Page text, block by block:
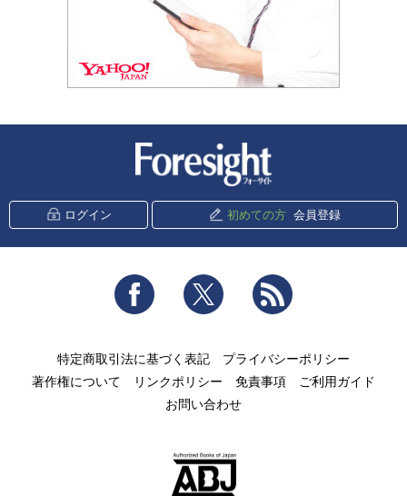
ログイン 初めての方 会員登録
Facebook Twitter
特定商取引法に基づく表記
プライバシーポリシー
著作権について
リンクポリシー 免責事項
ご利用ガイド
お問い合わせ